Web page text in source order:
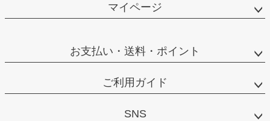
マイページ
お支払い・送料・ポイント
ご利用ガイド
SNS